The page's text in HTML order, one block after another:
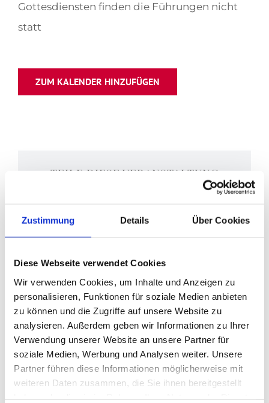
Zustimmung Details Über Cookies
Diese Webseite verwendet Cookies
Wir verwenden Cookies, um Inhalte und Anzeigen zu
personalisieren, Funktionen für soziale Medien anbieten
zu können und die Zugriffe auf unsere Website zu
analysieren. Außerdem geben wir Informationen zu Ihrer
Verwendung unserer Website an unsere Partner für
soziale Medien, Werbung und Analysen weiter. Unsere
Partner führen diese Informationen möglicherweise mit
weiteren Daten zusammen, die Sie ihnen bereitgestellt
Gottesdiensten finden die Führungen nicht
statt
ZUM KALENDER HINZUFÜGEN
TEILE DIESE VERANSTALTUNG
Facebook
X LinkedInWhatsAppTumblrPinterestE-
Mail
Brauereiführung
Liqueurmanufaktur-
Führung
DETAILS